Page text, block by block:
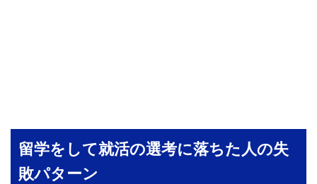
留学をして就活の選考に落ちた人の失
敗パターン